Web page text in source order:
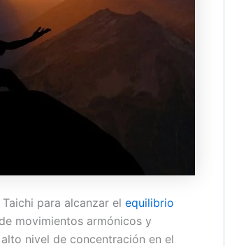
para alcanzar el equilibrio
movimientos armónicos y
nivel de concentración en el